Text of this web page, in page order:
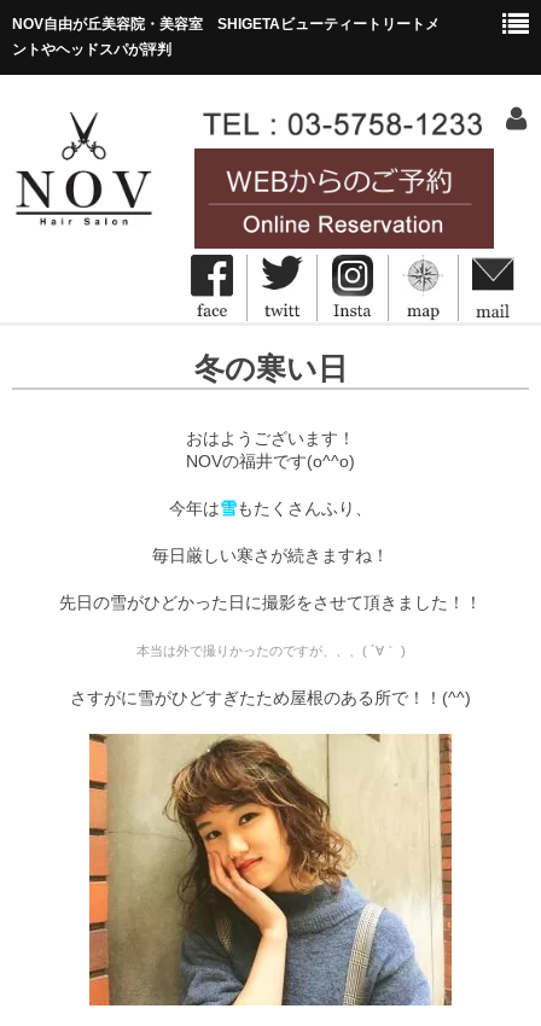
NOV自由が丘美容院・美容室 SHIGETAビューティートリートメ
ントやヘッドスパが評判
ホーム
スタッフ
オンラインショップ
営業時間・アクセス
冬の寒い日
おはようございます！
NOVの福井です(o^^o)
今年は雪もたくさんふり、
毎日厳しい寒さが続きますね！
先日の雪がひどかった日に撮影をさせて頂きました！！
本当は外で撮りかったのですが、、、( ´∀｀ )
さすがに雪がひどすぎたため屋根のある所で！！(^^)